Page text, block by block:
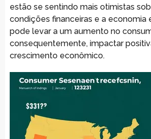
estão se sentindo mais otimistas
condições financeiras e a economia
pode levar a um aumento no
consequentemente, impactar
crescimento econômico.